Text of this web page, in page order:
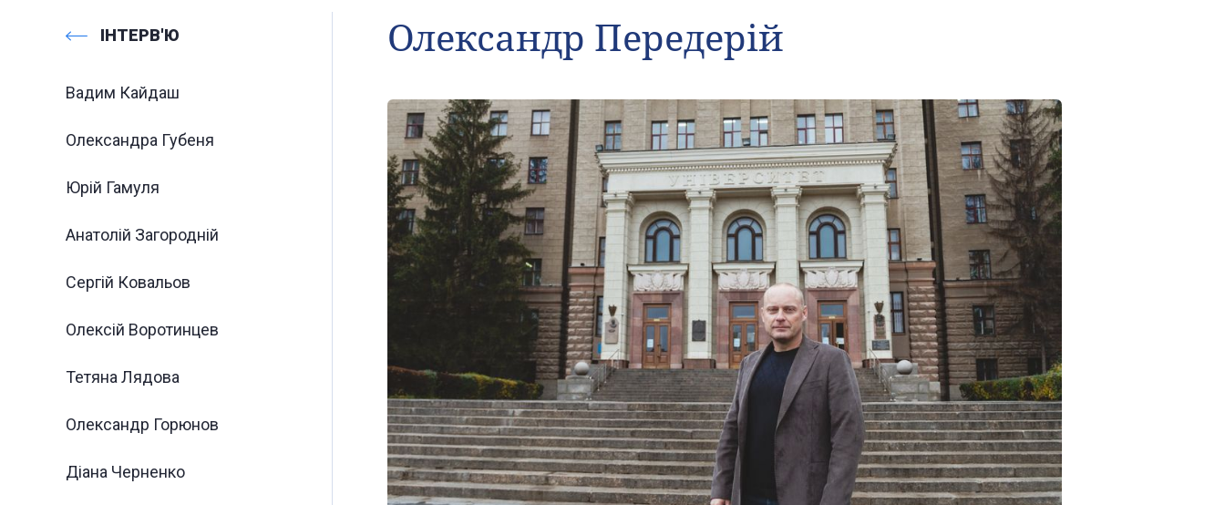
ІНТЕРВ'Ю
Вадим Кайдаш
Олександра Губеня
Юрій Гамуля
Анатолій Загородній
Сергій Ковальов
Олексій Воротинцев
Тетяна Лядова
Олександр Горюнов
Діана Черненко
Олександр Передерій